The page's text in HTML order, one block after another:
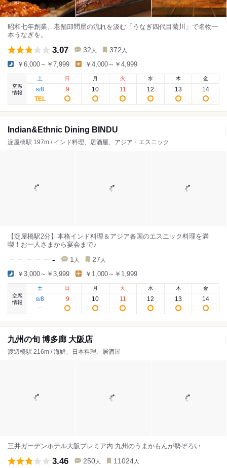
昭和七年創業、老舗卸問屋の流れを汲む「うなぎ四代目菊川」で名物一
本うなぎを。
3.07 32 人 372 人
￥6,000～￥7,999 ￥4,000～￥4,999
空席
情報
土
8/8
日
9
月
10
火
11
水
12
木
13
金
14
Indian&Ethnic Dining BINDU
淀屋橋駅 197m / インド料理、居酒屋、アジア・エスニック
【淀屋橋駅2分】本格インド料理＆アジア各国のエスニック料理を満
喫！お一人さまから宴会まで♪
- 1 人 27 人
￥3,000～￥3,999 ￥1,000～￥1,999
空席
情報
土
8/8
日
9
月
10
火
11
水
12
木
13
金
14
九州の旬 博多廊 大阪店
渡辺橋駅 216m / 海鮮、日本料理、居酒屋
三井ガーデンホテル大阪プレミア内 九州のうまかもんが勢ぞろい
3.46 250 人 11024 人